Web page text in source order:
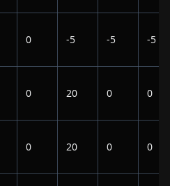
0 -5 -5 -5
0 20 0 0
0 20 0 0